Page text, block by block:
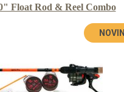
Float Rod & Reel Combo